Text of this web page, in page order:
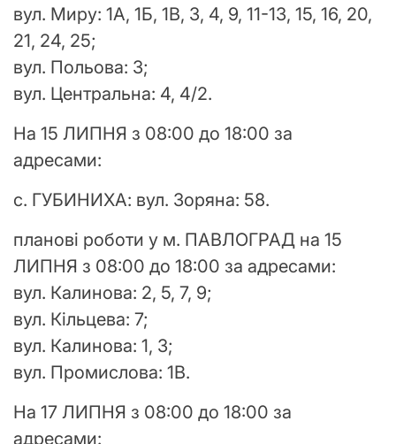
вул. Миру: 1А, 1Б, 1В, 3, 4, 9, 11-13, 15, 16, 20,
21, 24, 25;
вул. Польова: 3;
вул. Центральна: 4, 4/2.
На 15 ЛИПНЯ з 08:00 до 18:00 за
адресами:
с. ГУБИНИХА: вул. Зоряна: 58.
планові роботи у м. ПАВЛОГРАД на 15
ЛИПНЯ з 08:00 до 18:00 за адресами:
вул. Калинова: 2, 5, 7, 9;
вул. Кільцева: 7;
вул. Калинова: 1, 3;
вул. Промислова: 1В.
На 17 ЛИПНЯ з 08:00 до 18:00 за
адресами: